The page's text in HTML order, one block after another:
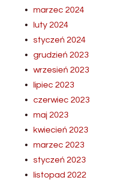
marzec 2024
luty 2024
styczeń 2024
grudzień 2023
wrzesień 2023
lipiec 2023
czerwiec 2023
maj 2023
kwiecień 2023
marzec 2023
styczeń 2023
listopad 2022